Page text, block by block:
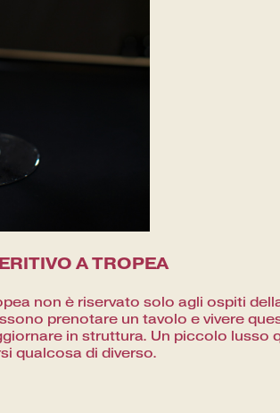
A TROPEA
non è riservato solo agli ospiti
prenotare un tavolo e vivere
in struttura. Un piccolo lusso
qualcosa di diverso.